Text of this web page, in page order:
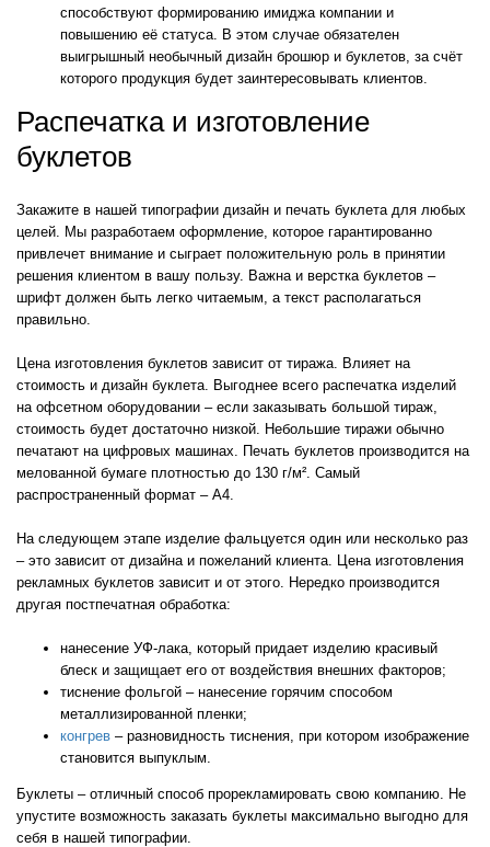
способствуют формированию имиджа компании и
повышению её статуса. В этом случае обязателен
выигрышный необычный дизайн брошюр и буклетов, за счёт
которого продукция будет заинтересовывать клиентов.
Распечатка и изготовление
буклетов
Закажите в нашей типографии дизайн и печать буклета для любых
целей. Мы разработаем оформление, которое гарантированно
привлечет внимание и сыграет положительную роль в принятии
решения клиентом в вашу пользу. Важна и верстка буклетов –
шрифт должен быть легко читаемым, а текст располагаться
правильно.
Цена изготовления буклетов зависит от тиража. Влияет на
стоимость и дизайн буклета. Выгоднее всего распечатка изделий
на офсетном оборудовании – если заказывать большой тираж,
стоимость будет достаточно низкой. Небольшие тиражи обычно
печатают на цифровых машинах. Печать буклетов производится на
мелованной бумаге плотностью до 130 г/м². Самый
распространенный формат – А4.
На следующем этапе изделие фальцуется один или несколько раз
– это зависит от дизайна и пожеланий клиента. Цена изготовления
рекламных буклетов зависит и от этого. Нередко производится
другая постпечатная обработка:
нанесение УФ-лака, который придает изделию красивый
блеск и защищает его от воздействия внешних факторов;
тиснение фольгой – нанесение горячим способом
металлизированной пленки;
конгрев – разновидность тиснения, при котором изображение
становится выпуклым.
Буклеты – отличный способ прорекламировать свою компанию. Не
упустите возможность заказать буклеты максимально выгодно для
себя в нашей типографии.